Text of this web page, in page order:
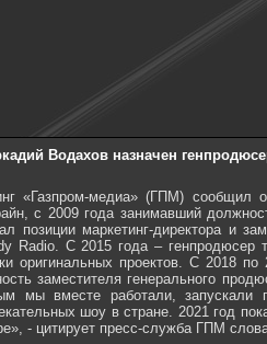
Водахов назначен
«Газпром-медиа» (ГПМ) сообщил
с 2009 года занимавший
позиции маркетинг-директора и
Radio. С 2015 года – генпродюсер
оригинальных проектов. С 2018
заместителя генерального
мы вместе работали,
шоу в стране. 2021 год
- цитирует пресс-служба ГПМ